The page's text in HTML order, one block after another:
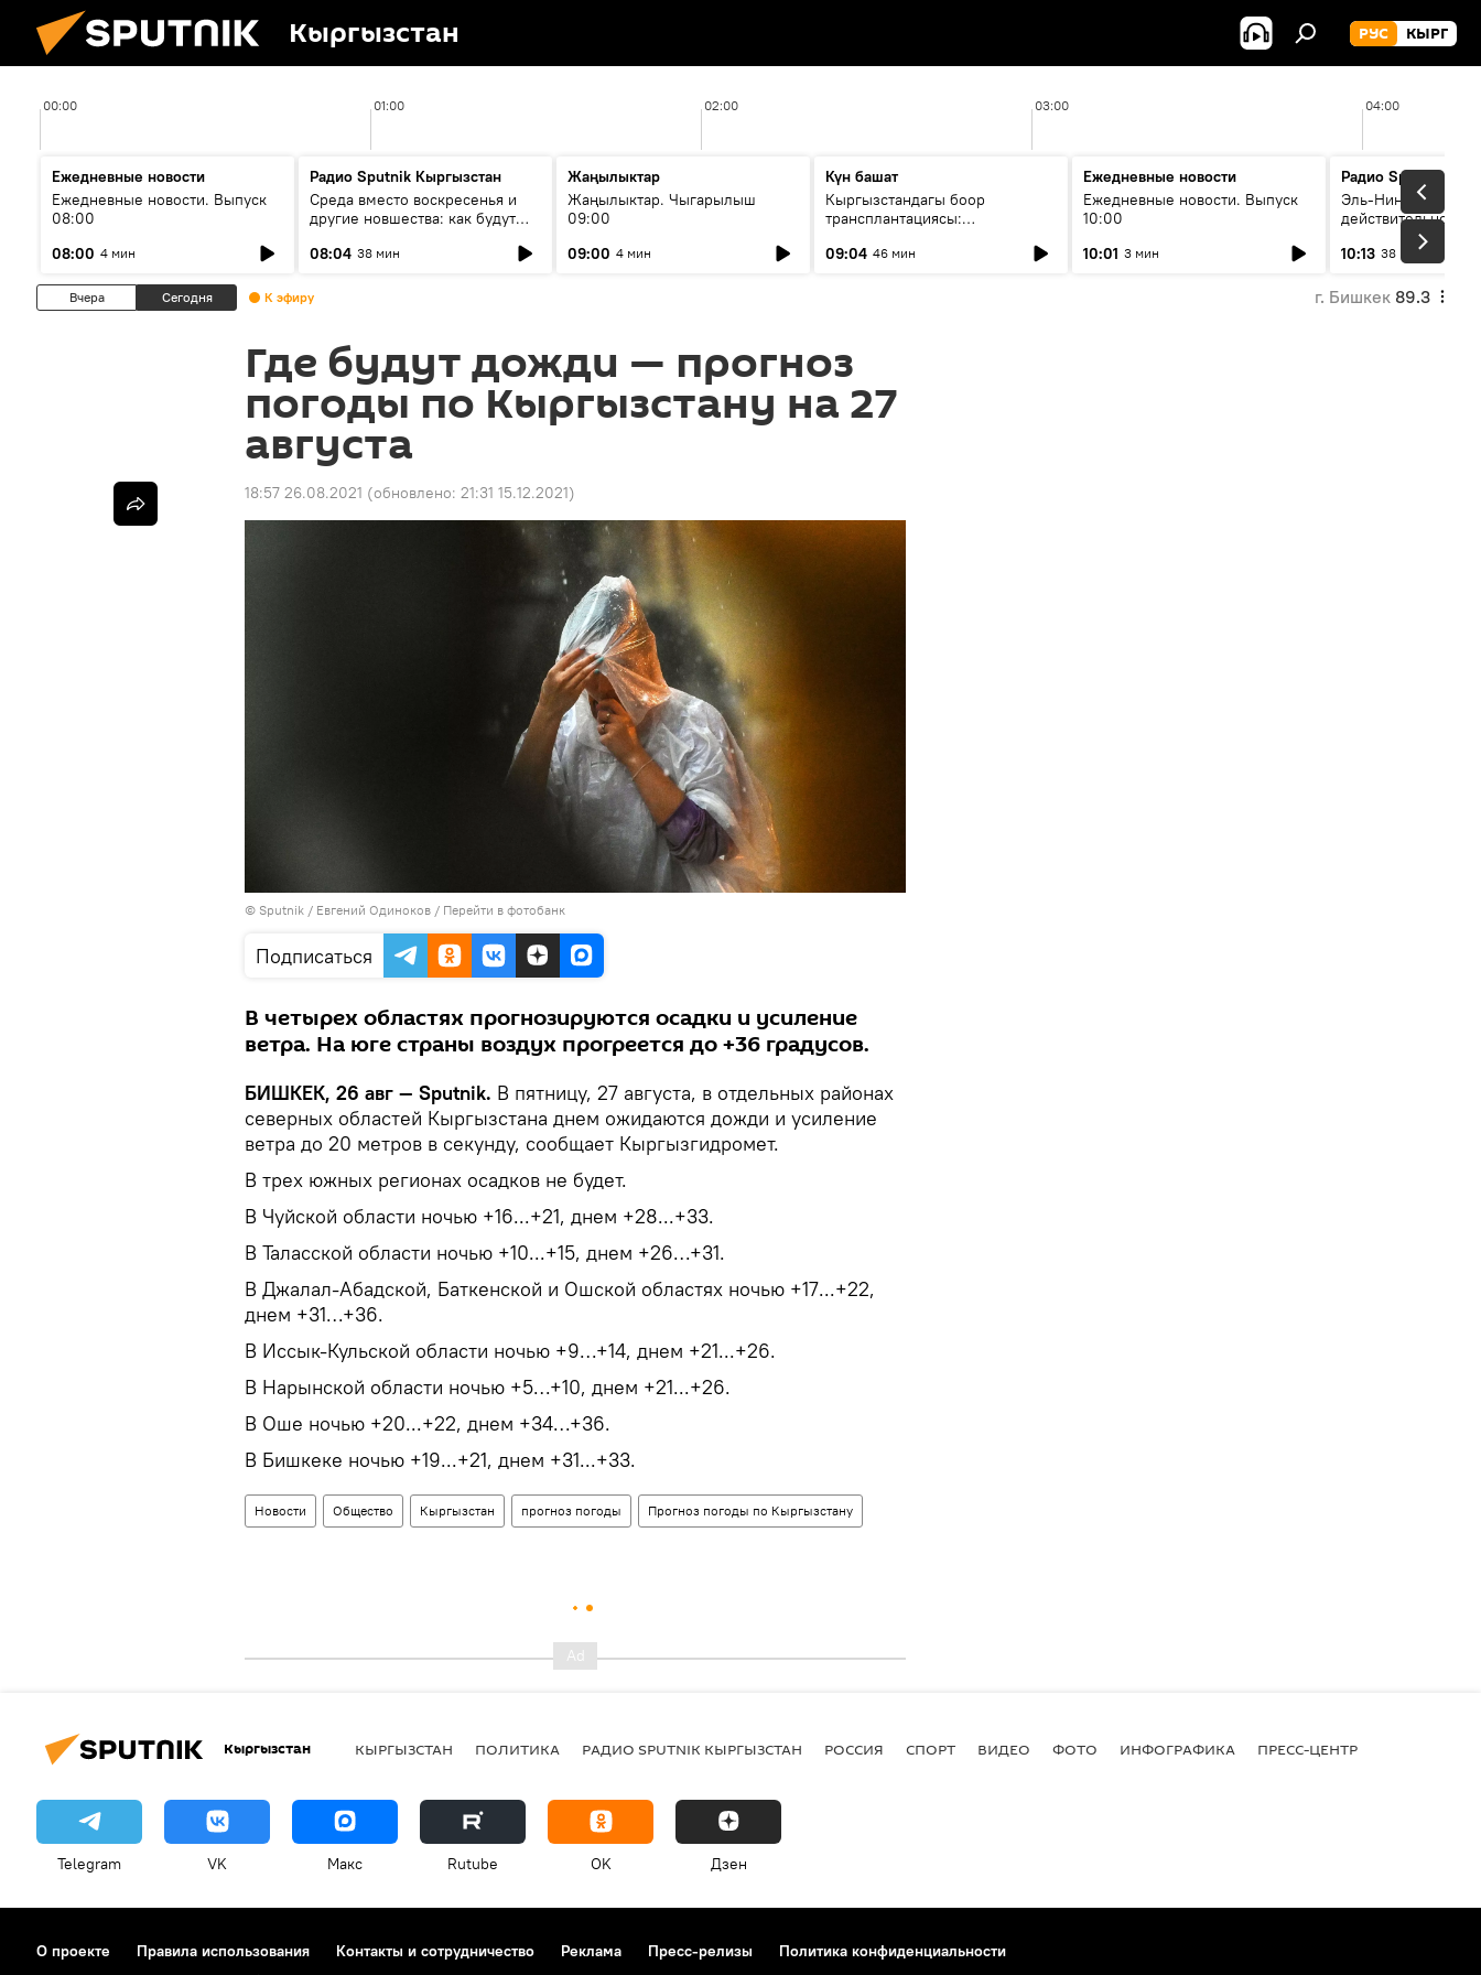
Кыргызстан РУС КЫРГ
00:00 01:00 02:00 03:00 04:00
Ежедневные новости
Ежедневные новости. Выпуск
08:00
08:00 4 мин
Радио Sputnik Кыргызстан
Среда вместо воскресенья и
другие новшества: как будут
08:04 38 мин
Жаңылыктар
Жаңылыктар. Чыгарылыш
09:00
09:00 4 мин
Күн башат
Кыргызстандагы боор
трансплантациясы:
келечеги
09:04 46 мин
Ежедневные новости
Ежедневные новости. Выпуск
10:00
10:01 3 мин
Радио Sputnik
Эль-Ниньо, жара и
действительно
погоду в
10:13 38 мин
Вчера Сегодня К эфиру г. Бишкек 89.3
Где будут дожди — прогноз
погоды по Кыргызстану на 27
августа
18:57 26.08.2021 (обновлено: 21:31 15.12.2021)
© Sputnik / Евгений Одиноков / Перейти в фотобанк
Подписаться
В четырех областях прогнозируются осадки и усиление
ветра. На юге страны воздух прогреется до +36 градусов.
БИШКЕК, 26 авг — Sputnik. В пятницу, 27 августа, в отдельных районах
северных областей Кыргызстана днем ожидаются дожди и усиление
ветра до 20 метров в секунду, сообщает Кыргызгидромет.
В трех южных регионах осадков не будет.
В Чуйской области ночью +16...+21, днем +28...+33.
В Таласской области ночью +10...+15, днем +26…+31.
В Джалал-Абадской, Баткенской и Ошской областях ночью +17...+22,
днем +31…+36.
В Иссык-Кульской области ночью +9…+14, днем +21...+26.
В Нарынской области ночью +5…+10, днем +21...+26.
В Оше ночью +20...+22, днем +34…+36.
В Бишкеке ночью +19...+21, днем +31...+33.
Новости Общество Кыргызстан прогноз погоды Прогноз погоды по Кыргызстану
Кыргызстан КЫРГЫЗСТАН ПОЛИТИКА РАДИО SPUTNIK КЫРГЫЗСТАН РОССИЯ СПОРТ ВИДЕО ФОТО ИНФОГРАФИКА ПРЕСС-ЦЕНТР
Telegram VK Макс Rutube OK Дзен
О проекте Правила использования Контакты и сотрудничество Реклама Пресс-релизы
Политика конфиденциальности